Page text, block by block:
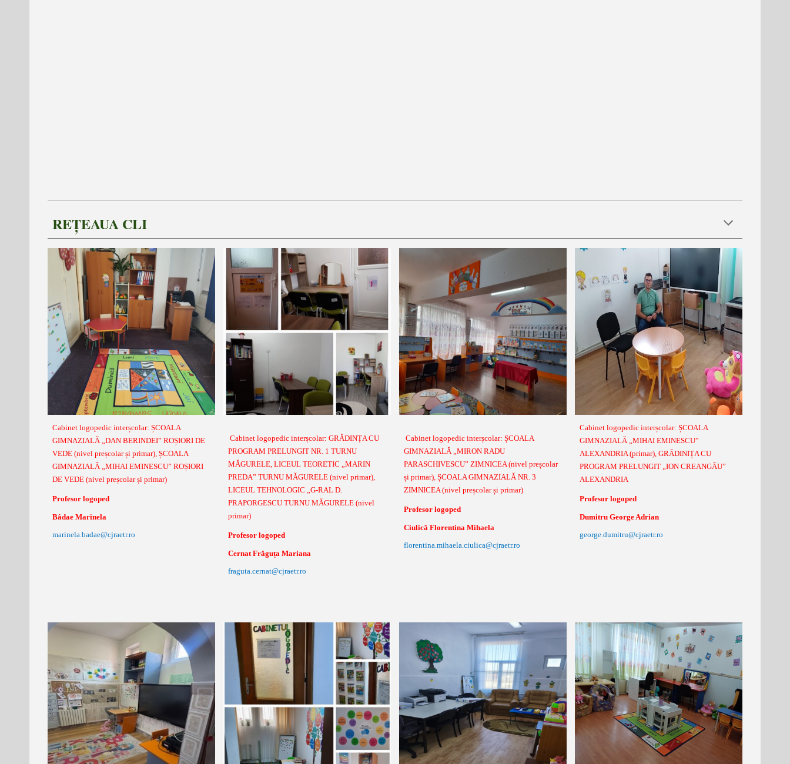
REȚEAUA CLI
Cabinet logopedic interșcolar: ȘCOALA
GIMNAZIALĂ „DAN BERINDEI” ROȘIORI DE
VEDE (nivel preșcolar și primar), ȘCOALA
GIMNAZIALĂ „MIHAI EMINESCU” ROȘIORI
DE VEDE (nivel preșcolar și primar)
Profesor logoped
Bâdae Marinela
marinela.badae@cjraetr.ro
Cabinet logopedic interșcolar: GRĂDINȚA CU
PROGRAM PRELUNGIT NR. 1 TURNU
MĂGURELE, LICEUL TEORETIC „MARIN
PREDA” TURNU MĂGURELE (nivel primar),
LICEUL TEHNOLOGIC „G-RAL D.
PRAPORGESCU TURNU MĂGURELE (nivel
primar)
Profesor logoped
Cernat Frăguța Mariana
fraguta.cernat@cjraetr.ro
Cabinet logopedic interșcolar: ȘCOALA
GIMNAZIALĂ „MIRON RADU
PARASCHIVESCU” ZIMNICEA (nivel preșcolar
și primar), ȘCOALA GIMNAZIALĂ NR. 3
ZIMNICEA (nivel preșcolar și primar)
Profesor logoped
Ciulică Florentina Mihaela
florentina.mihaela.ciulica@cjraetr.ro
Cabinet logopedic interșcolar: ȘCOALA
GIMNAZIALĂ „MIHAI EMINESCU”
ALEXANDRIA (primar), GRĂDINIȚA CU
PROGRAM PRELUNGIT „ION CREANGĂU”
ALEXANDRIA
Profesor logoped
Dumitru George Adrian
george.dumitru@cjraetr.ro